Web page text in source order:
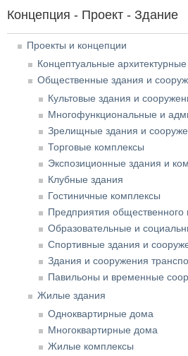
Концепция - Проект - Здание
Проекты и концепции
Концептуальные
Общественные здания и
Культовые здания и
Многофункциональные и
Зрелищные здания и
Торговые комплексы
Экспозиционные здания и
Клубные здания
Гостиничные комплексы
Предприятия общественного
Образовательные и
Спортивные здания и
Здания и сооружения
Павильоны и временные
Жилые здания
Одноквартирные дома
Многоквартирные дома
Жилые комплексы